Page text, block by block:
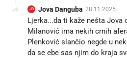
JD Jova Danguba 28.11.2025.
Ljerka...da ti kaže nešta Jova
Milanović ima nekih crnih
Plenković slančio negde u
da se ebe sas njim do kraja